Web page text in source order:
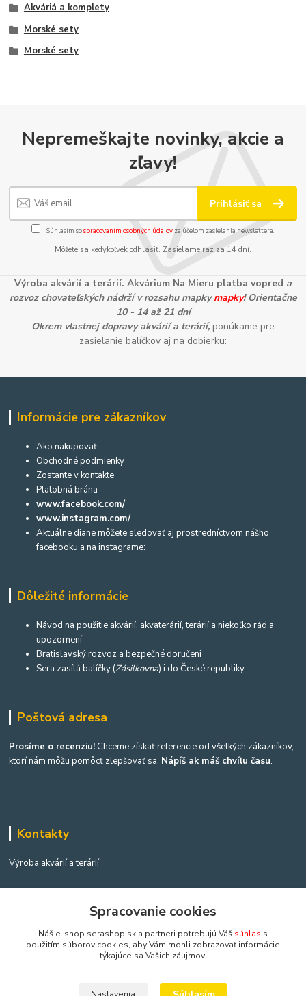
Akváriá a komplety
Morské sety
Morské sety
Nepremeškajte novinky, akcie a
zľavy!
Prihlásiť sa
Súhlasím sospracovaním osobných údajov za účelom zasielania newslettera.
Môžete sa kedykoľvek odhlásiť. Zasielame raz za 14 dní.
Výroba akvárií a terárií. Akvárium Na Mieru platba vopred a
rozvoz chovateľských nádrží v rozsahu mapkymapky! Orientačne
10 - 14 až 21 dní
Okrem vlastnej dopravy akvárií a terárií, ponúkame pre
zasielanie balíčkov aj na dobierku:
Informácie pre zákazníkov
Ako nakupovať
Obchodné podmienky
Zostante v kontakte
Platobná brána
www.facebook.com/
www.instagram.com/
Aktuálne diane môžete sledovať aj prostredníctvom nášho
facebooku a na instagrame:
Dôležité informácie
Návod na použitie akvárií, akvaterárií, terárií a niekoľko rád a
upozornení
Bratislavský rozvoz a bezpečné doručeni
Sera zasílá balíčky (Zásilkovna) i do České republiky
Poštová adresa
Prosíme o recenziu! Chceme získať referencie od všetkých zákazníkov,
ktorí nám môžu pomôcť zlepšovať sa. Nápíš ak máš chvíľu času.
Kontakty
Výroba akvárií a terárií
+421903360646
akvaria@akvaria.sk
Spracovanie cookies
Náš e-shop serashop.sk a partneri potrebujú Váš súhlas s
použitím súborov cookies, aby Vám mohli zobrazovať informácie
týkajúce sa Vašich záujmov.